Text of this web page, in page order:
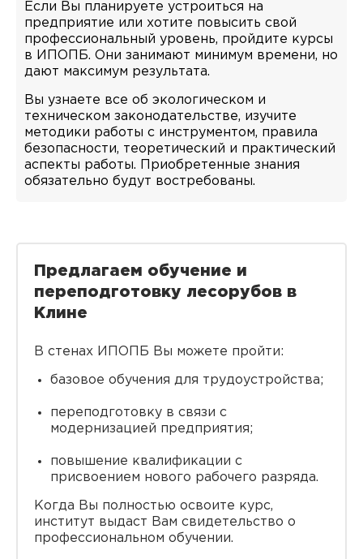
Если Вы планируете устроиться на
предприятие или хотите повысить свой
профессиональный уровень, пройдите курсы
в ИПОПБ. Они занимают минимум времени, но
дают максимум результата.
Вы узнаете все об экологическом и
техническом законодательстве, изучите
методики работы с инструментом, правила
безопасности, теоретический и практический
аспекты работы. Приобретенные знания
обязательно будут востребованы.
Предлагаем обучение и
переподготовку лесорубов в
Клине
В стенах ИПОПБ Вы можете пройти:
базовое обучения для трудоустройства;
переподготовку в связи с
модернизацией предприятия;
повышение квалификации с
присвоением нового рабочего разряда.
Когда Вы полностью освоите курс,
институт выдаст Вам свидетельство о
профессиональном обучении.